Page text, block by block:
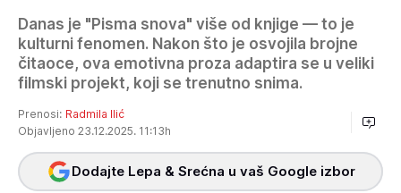
Danas je "Pisma snova" više od knjige — to je
kulturni fenomen. Nakon što je osvojila brojne
čitaoce, ova emotivna proza adaptira se u veliki
filmski projekt, koji se trenutno snima.
Prenosi: Radmila Ilić
Objavljeno 23.12.2025. 11:13h
Dodajte Lepa & Srećna u vaš Google izbor